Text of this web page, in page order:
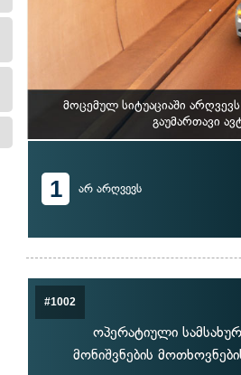
მოცემულ სიტუაციაში
გაუმართავი
1 არ არღვევს
#1002
ოპერატიული
მონიშვნების